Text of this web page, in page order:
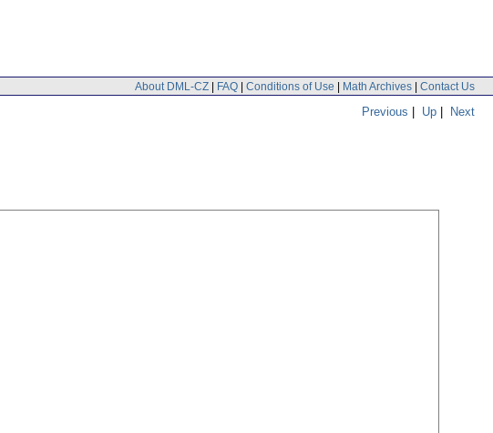
About DML-CZ | FAQ | Conditions of Use | Math Archives | Contact Us
Previous | Up | Next